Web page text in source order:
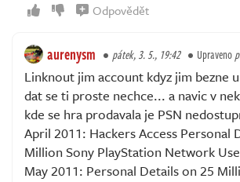
Odpovědět
aurenysm pátek, 3. 5., 19:42 Upraveno
Linknout jim account kdyz jim bezne
dat se ti proste nechce... a navic v
kde se hra prodavala je PSN
April 2011: Hackers Access Personal
Million Sony PlayStation Network
May 2011: Personal Details on 25